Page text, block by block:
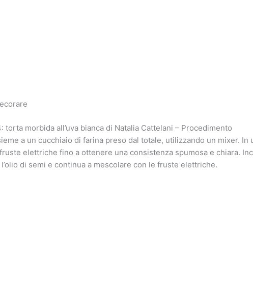
morbida all’uva bianca di Natalia Cattelani – Procedimento
a un cucchiaio di farina preso dal totale, utilizzando un mixer. In
elettriche fino a ottenere una consistenza spumosa e chiara.
di semi e continua a mescolare con le fruste elettriche.